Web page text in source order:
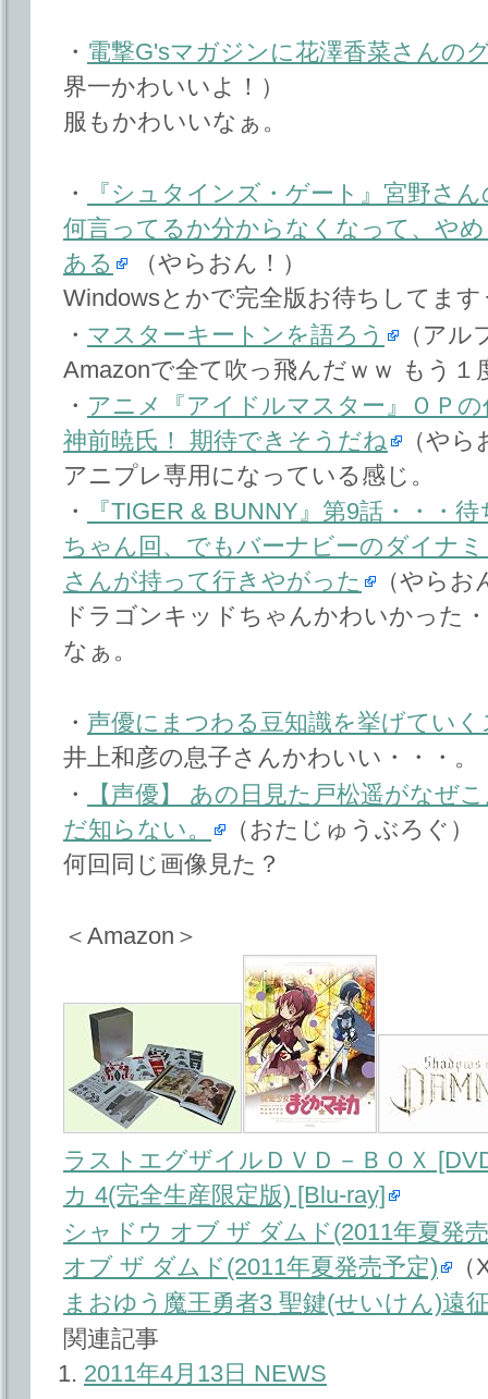
・ 電撃G'sマガジンに花澤香菜さんの
界一かわいいよ！）
服もかわいいなぁ。
・
『シュタインズ・ゲート』宮野さ
何言ってるか分からなくなって、や
ある
（やらおん！）
Windowsとかで完全版お待ちしてま
・ マスターキートンを語ろう
（ア
Amazonで全て吹っ飛んだｗｗ もう１
・ アニメ『アイドルマスター』ＯＰ
神前暁氏！ 期待できそうだね
（や
アニプレ専用になっている感じ。
・
『TIGER & BUNNY』第9話・・・
ちゃん回、でもバーナビーのダイナ
さんが持って行きやがった
（やらお
ドラゴンキッドちゃんかわいかった
なぁ。
・ 声優にまつわる豆知識を挙げていく
井上和彦の息子さんかわいい・・・。
・
【声優】 あの日見た戸松遥がなぜ
だ知らない。
（おたじゅうぶろぐ）
何回同じ画像見た？
＜Amazon＞
ラストエグザイルＤＶＤ－ＢＯＸ
カ 4(完全生産限定版) [Blu-ray]
シャドウ オブ ザ ダムド(2011年夏発
オブ ザ ダムド(2011年夏発売予定)
まおゆう魔王勇者3 聖鍵(せいけん)遠
関連記事
2011年4月13日 NEWS